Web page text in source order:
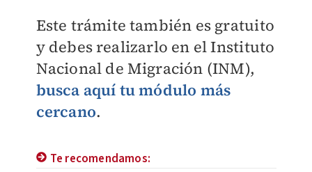
Este trámite también es gratuito
y debes realizarlo en el Instituto
Nacional de Migración (INM),
busca aquí tu módulo más
cercano.
Te recomendamos: